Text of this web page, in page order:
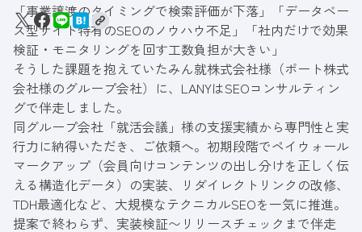
「事業譲渡のタイミングで検索評価が下落」「データベー
ス型サイト特有のSEOのノウハウ不足」
「社内だけで効果
検証・モニタリングを回す工数負担が大きい 」
そうした課題を抱えていたみん就株式会社様（ポート株式
会社様のグループ会社）に、LANYはSEOコンサルティン
グで伴走しました。
同グループ会社「就活会議 」様の支援実績から専門性と実
行力に納得いただき、ご依頼へ。初期段階でペイウォール
マークアップ（会員向けコンテンツの出し分けを正しく伝
える構造化データ）の実装、リダイレクトリンクの改修、
TDH最適化など、大規模なテクニカルSEOを一気に推進。
提案で終わらず、実装検証〜リリースチェックまで伴走